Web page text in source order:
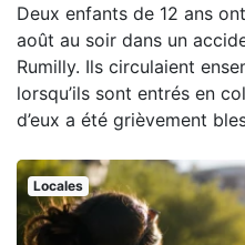
Deux enfants de 12 ans
août au soir dans un
Rumilly. Ils circulaient
lorsqu’ils sont entrés en
d’eux a été grièvement
Locales